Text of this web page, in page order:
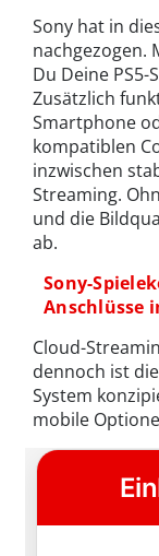
Sony hat in
nachgezogen.
Du Deine
Zusätzlich
Smartphone
kompatiblen
inzwischen
Streaming.
und die
ab.
Sony-
Anschlüsse
Cloud-
dennoch ist
System
mobile